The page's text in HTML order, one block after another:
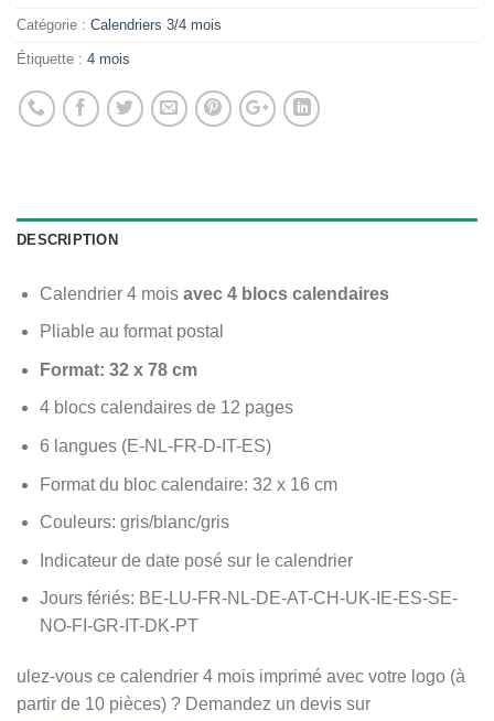
Catégorie : Calendriers 3/4 mois
Étiquette : 4 mois
DESCRIPTION
Calendrier 4 mois avec 4 blocs calendaires
Pliable au format postal
Format: 32 x 78 cm
4 blocs calendaires de 12 pages
6 langues (E-NL-FR-D-IT-ES)
Format du bloc calendaire: 32 x 16 cm
Couleurs: gris/blanc/gris
Indicateur de date posé sur le calendrier
Jours fériés: BE-LU-FR-NL-DE-AT-CH-UK-IE-ES-SE-
NO-FI-GR-IT-DK-PT
ulez-vous ce calendrier 4 mois imprimé avec votre logo (à
partir de 10 pièces) ? Demandez un devis sur